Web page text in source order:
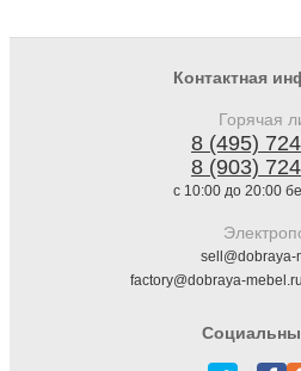
Контактная
Горячая
8 (495)
8 (903)
с 10:00 до 20:00
sell@dobraya-
factory@dobraya-